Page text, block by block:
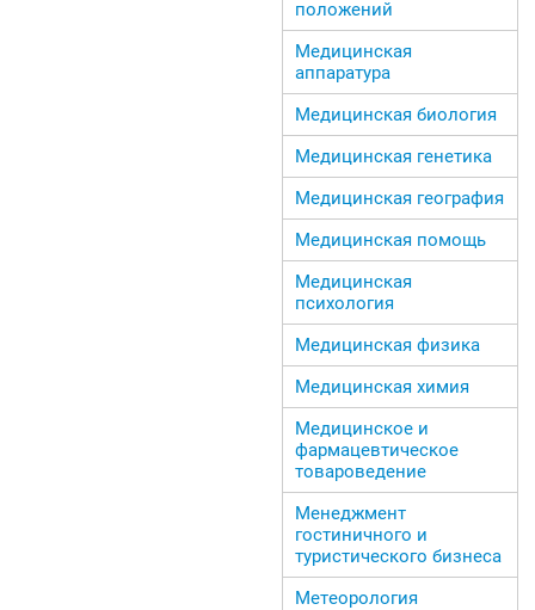
положений
Медицинская
аппаратура
Медицинская биология
Медицинская генетика
Медицинская география
Медицинская помощь
Медицинская
психология
Медицинская физика
Медицинская химия
Медицинское и
фармацевтическое
товароведение
Менеджмент
гостиничного и
туристического бизнеса
Метеорология